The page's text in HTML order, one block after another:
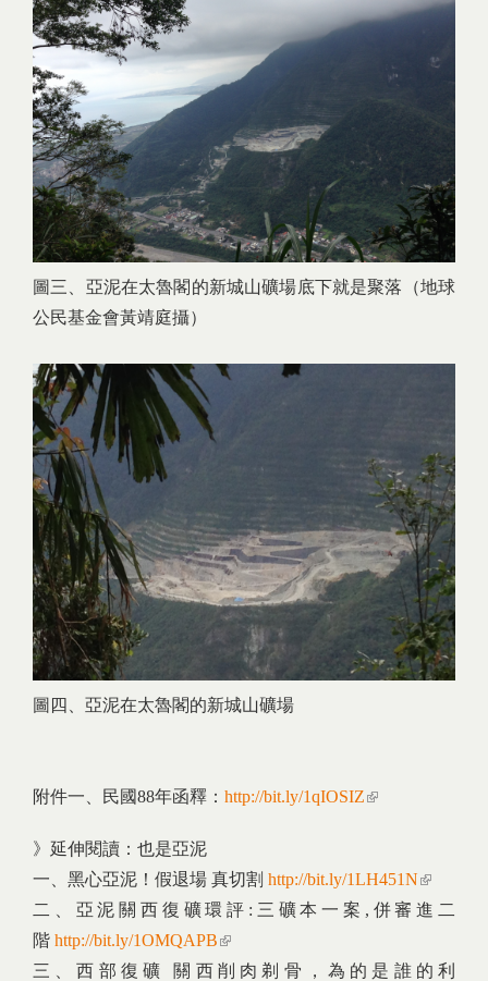
圖三、亞泥在太魯閣的新城山礦場底下就是聚落（地球
公民基金會黃靖庭攝）
圖四、亞泥在太魯閣的新城山礦場
附件一、民國88年函釋： http://bit.ly/1qIOSIZ(link is
》延伸閱讀：也是亞泥
一、黑心亞泥！假退場 真切割 http://bit.ly/1LH451N(link is
external)
二、亞泥關西復礦環評:三礦本一案,併審進二
階 http://bit.ly/1OMQAPB(link is external)
三、西部復礦 關西削肉剃骨，為的是誰的利